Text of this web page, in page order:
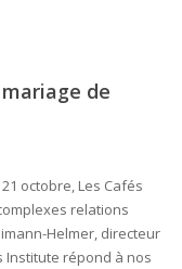
de
octobre, Les Cafés
relations
Helmer, directeur
Institute répond à nos